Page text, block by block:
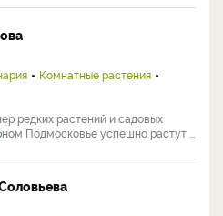
Комнатные растения
редких растений и садовых
Подмосковье успешно растут ...